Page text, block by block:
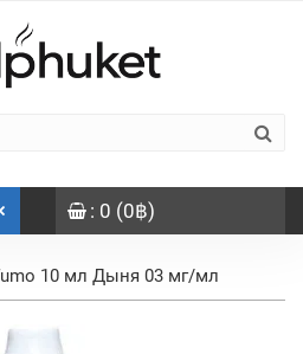
: 0 (0฿)
10 мл Дыня 03 мг/мл